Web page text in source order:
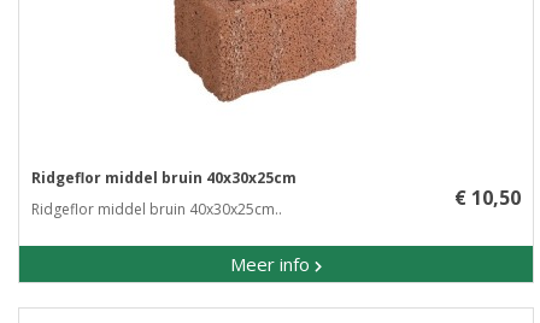
Ridgeflor middel bruin 40x30x25cm
Ridgeflor middel bruin 40x30x25cm..
Meer info
€ 10,50